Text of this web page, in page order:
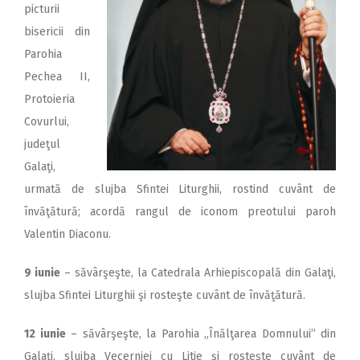
2018
2017
2015
2014
2012
2011
2009
picturii
bisericii din
Parohia
Pechea II,
Protoieria
Covurlui,
judeţul
Galaţi,
urmată de slujba Sfintei Liturghii, rostind cuvânt de
învăţătură; acordă rangul de iconom preotului paroh
Valentin Diaconu.
9 iunie – săvârşeşte, la Catedrala Arhiepiscopală din Galaţi,
slujba Sfintei Liturghii şi rosteşte cuvânt de învăţătură.
12 iunie– săvârşeşte, la Parohia „Înălţarea Domnului” din
Galaţi, slujba Vecerniei cu Litie şi rosteşte cuvânt de